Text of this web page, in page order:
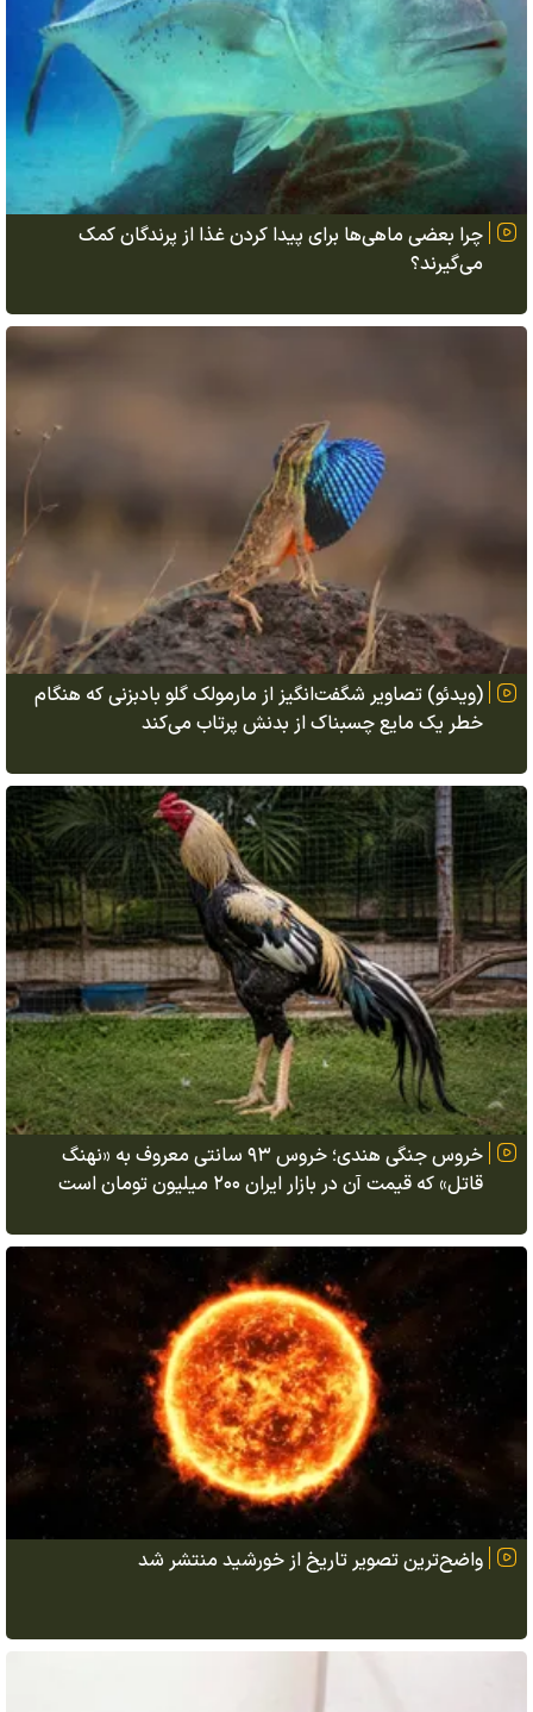
چرا بعضی ماهی‌ها برای پیدا کردن غذا از پرندگان کمک
می‌گیرند؟
(ویدئو) تصاویر شگفت‌انگیز از مارمولک گلو بادبزنی که هنگام
خطر یک مایع چسبناک از بدنش پرتاب می‌کند
خروس جنگی هندی؛ خروس ۹۳ سانتی معروف به «نهنگ
قاتل» که قیمت آن در بازار ایران ۲۰۰ میلیون تومان است
واضح‌ترین تصویر تاریخ از خورشید منتشر شد